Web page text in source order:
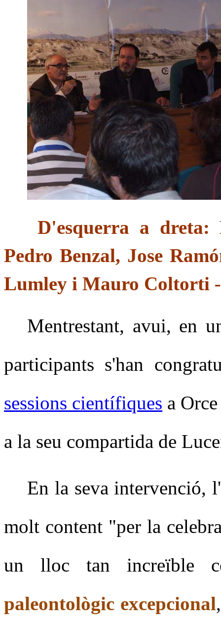
D'esquerra a dreta:
Pedro Benzal, Jose
Lumley i Mauro Coltorti
Mentrestant, avui, en
participants s'han
sessions científiques a
a la seu compartida de
En la seva intervenció,
molt content "per la
un lloc tan increïble
paleontològic excepcional